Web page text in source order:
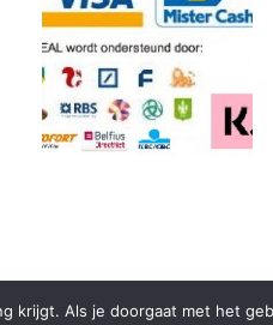
krijgt. Als je doorgaat met het